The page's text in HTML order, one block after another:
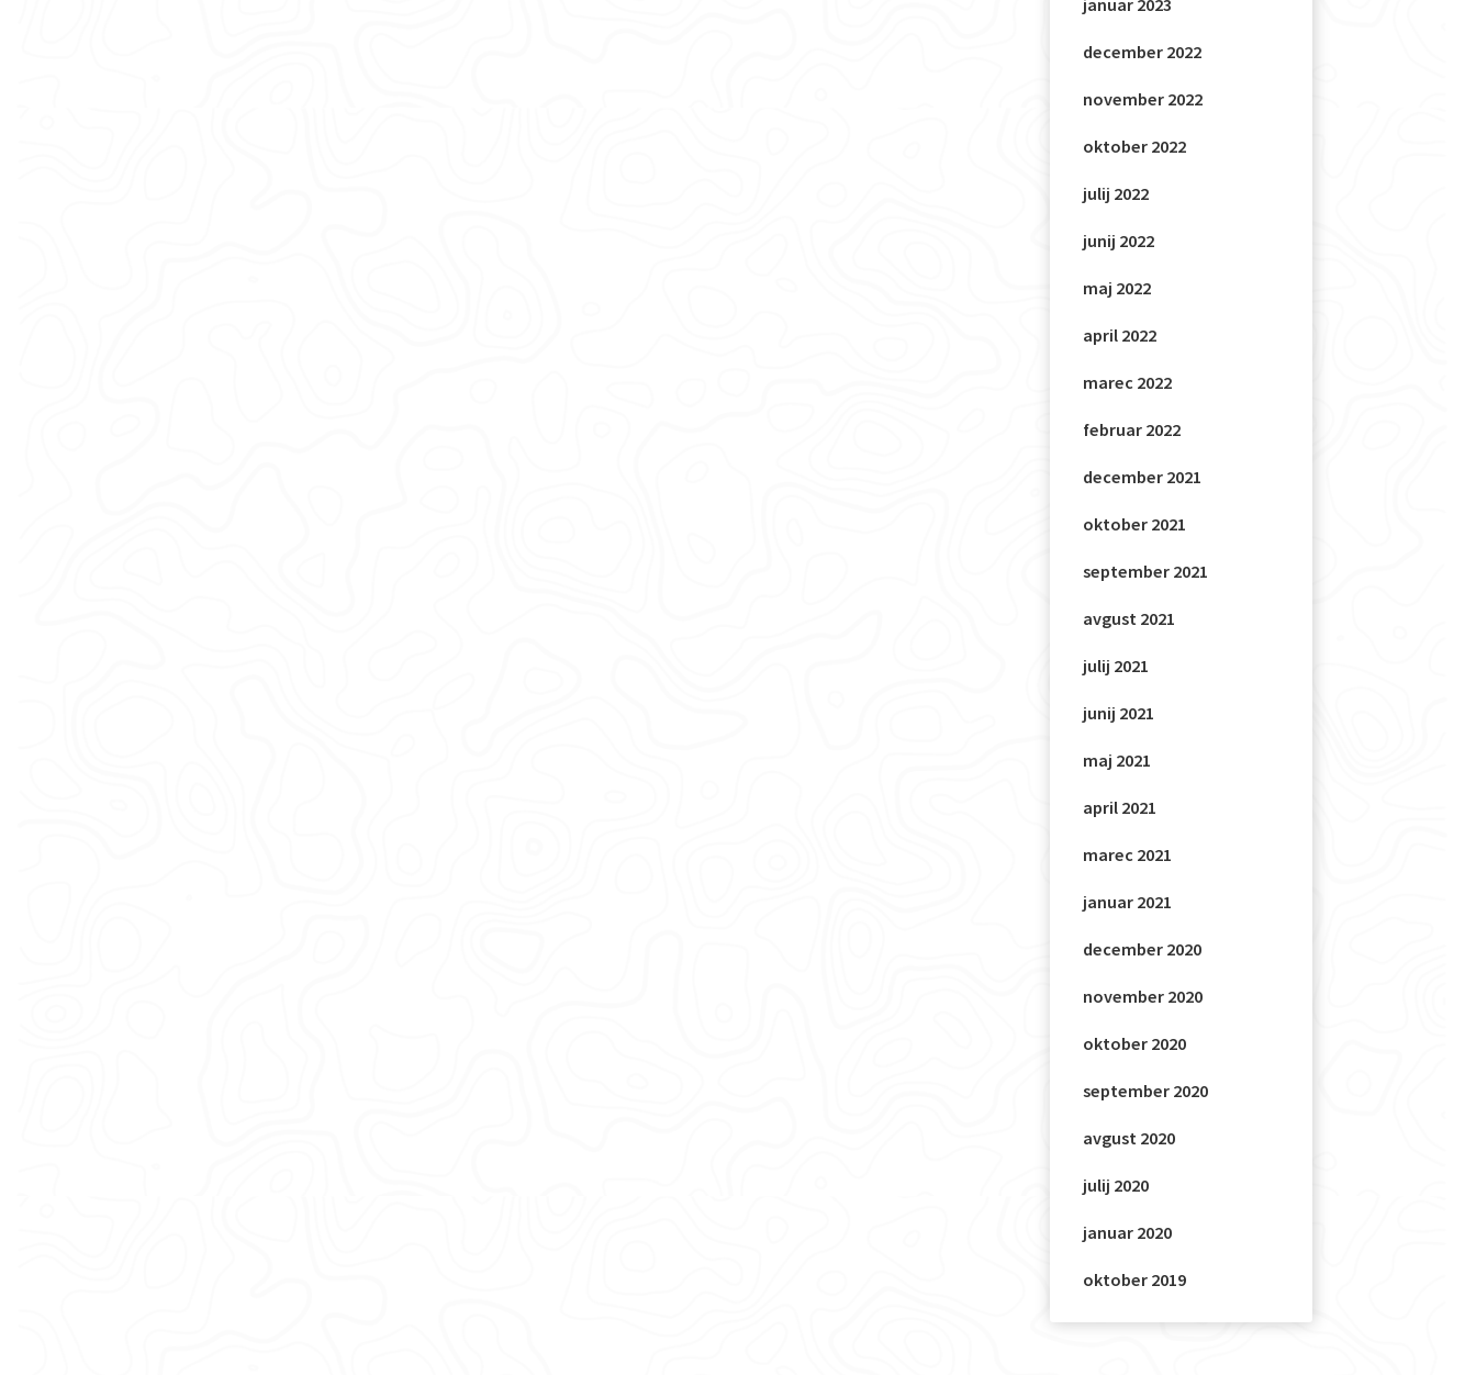
januar 2023
december 2022
november 2022
oktober 2022
julij 2022
junij 2022
maj 2022
april 2022
marec 2022
februar 2022
december 2021
oktober 2021
september 2021
avgust 2021
julij 2021
junij 2021
maj 2021
april 2021
marec 2021
januar 2021
december 2020
november 2020
oktober 2020
september 2020
avgust 2020
julij 2020
januar 2020
oktober 2019